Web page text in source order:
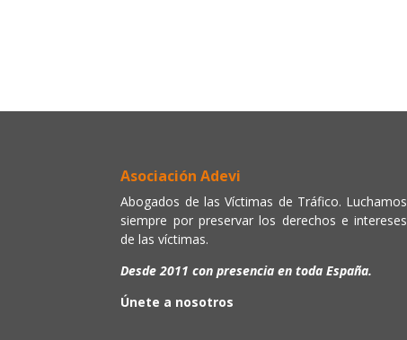
Asociación Adevi
Abogados de las Víctimas de Tráfico. Luchamos
siempre por preservar los derechos e intereses
de las víctimas.
Desde 2011 con presencia en toda España.
Únete a nosotros